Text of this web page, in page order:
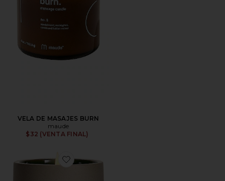
VELA DE MASAJES BURN
maude
$32 (VENTA FINAL)
Favorite VELA CECE CANDLE